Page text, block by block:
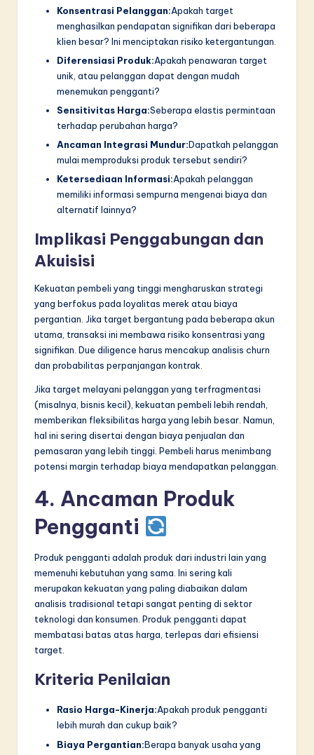
Konsentrasi Pelanggan:Apakah target
menghasilkan pendapatan signifikan dari beberapa
klien besar? Ini menciptakan risiko ketergantungan.
Diferensiasi Produk:Apakah penawaran target
unik, atau pelanggan dapat dengan mudah
menemukan pengganti?
Sensitivitas Harga:Seberapa elastis permintaan
terhadap perubahan harga?
Ancaman Integrasi Mundur:Dapatkah pelanggan
mulai memproduksi produk tersebut sendiri?
Ketersediaan Informasi:Apakah pelanggan
memiliki informasi sempurna mengenai biaya dan
alternatif lainnya?
Implikasi Penggabungan dan
Akuisisi
Kekuatan pembeli yang tinggi mengharuskan strategi
yang berfokus pada loyalitas merek atau biaya
pergantian. Jika target bergantung pada beberapa akun
utama, transaksi ini membawa risiko konsentrasi yang
signifikan. Due diligence harus mencakup analisis churn
dan probabilitas perpanjangan kontrak.
Jika target melayani pelanggan yang terfragmentasi
(misalnya, bisnis kecil), kekuatan pembeli lebih rendah,
memberikan fleksibilitas harga yang lebih besar. Namun,
hal ini sering disertai dengan biaya penjualan dan
pemasaran yang lebih tinggi. Pembeli harus menimbang
potensi margin terhadap biaya mendapatkan pelanggan.
4. Ancaman Produk
Pengganti
Produk pengganti adalah produk dari industri lain yang
memenuhi kebutuhan yang sama. Ini sering kali
merupakan kekuatan yang paling diabaikan dalam
analisis tradisional tetapi sangat penting di sektor
teknologi dan konsumen. Produk pengganti dapat
membatasi batas atas harga, terlepas dari efisiensi
target.
Kriteria Penilaian
Rasio Harga-Kinerja:Apakah produk pengganti
lebih murah dan cukup baik?
Biaya Pergantian:Berapa banyak usaha yang